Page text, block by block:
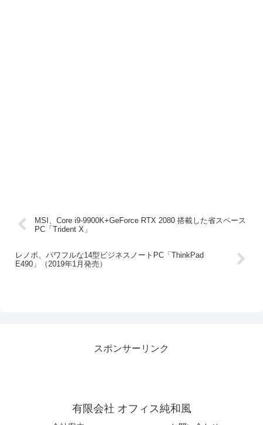
MSI、Core i9-9900K+GeForce RTX 2080 搭載した省スペース
PC「Trident X」
レノボ、パワフルな14型ビジネスノートPC「ThinkPad
E490」（2019年1月発売）
スポンサーリンク
有限会社 オフィス純和風